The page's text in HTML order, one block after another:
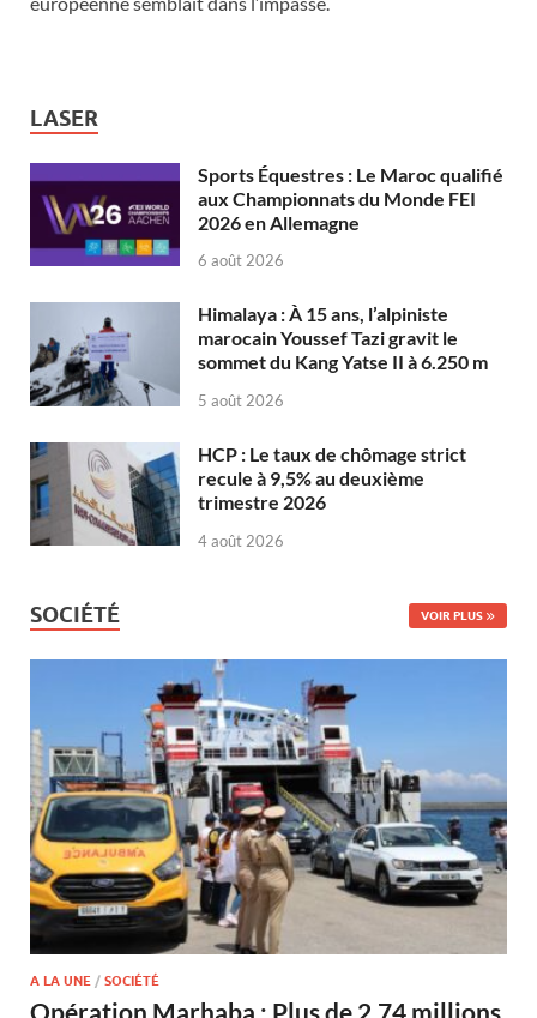
LASER
Sports Équestres : Le Maroc qualifié
aux Championnats du Monde FEI
2026 en Allemagne
6 août 2026
Himalaya : À 15 ans, l’alpiniste
marocain Youssef Tazi gravit le
sommet du Kang Yatse II à 6.250 m
5 août 2026
HCP : Le taux de chômage strict
recule à 9,5% au deuxième
trimestre 2026
4 août 2026
SOCIÉTÉ VOIR PLUS
A LA UNE / SOCIÉTÉ
Opération Marhaba : Plus de 2,74 millions